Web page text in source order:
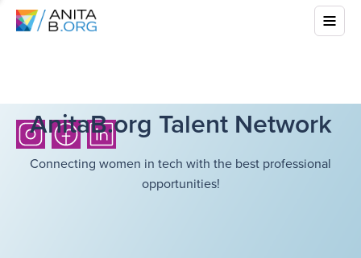
AnitaB.org Talent Network
Connecting women in tech with the best professional
opportunities!